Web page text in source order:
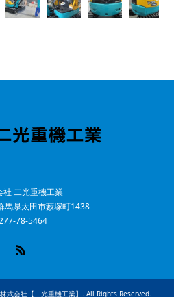
社 二光重機工業
馬県太田市藪塚町1438
78-5464
式会社【二光重機工業】 . All Rights Reserved.